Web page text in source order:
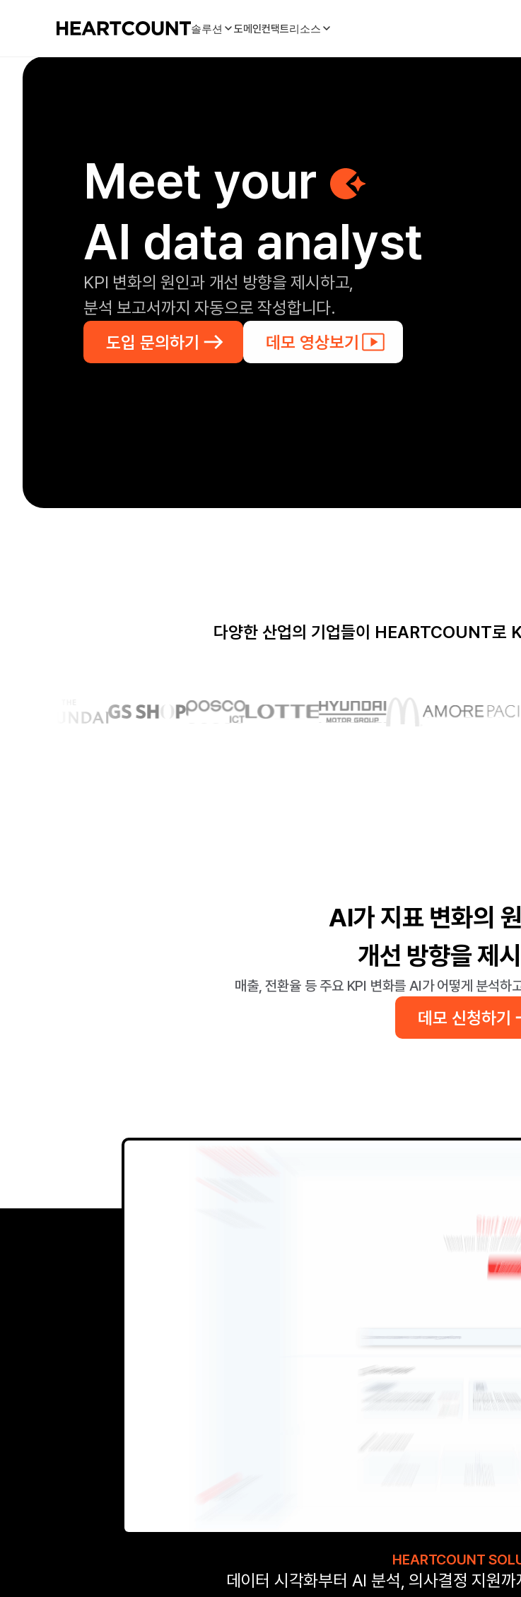
솔루션 도메인컨택트리소스
Meet your useful
AI data analyst
KPI 변화의 원인과 개선 방향을 제시하고,
분석 보고서까지 자동으로 작성합니다.
도입 문의하기
데모 영상보기
다양한 산업의 기업들이 HEARTCOUNT로
AI가 지표 변화의
개선 방향을 제
매출, 전환율 등 주요 KPI 변화를 AI가 어떻게 분석하
데모 신청하기
HEARTCOUNT
데이터 시각화부터 AI 분석, 의사결정 지원